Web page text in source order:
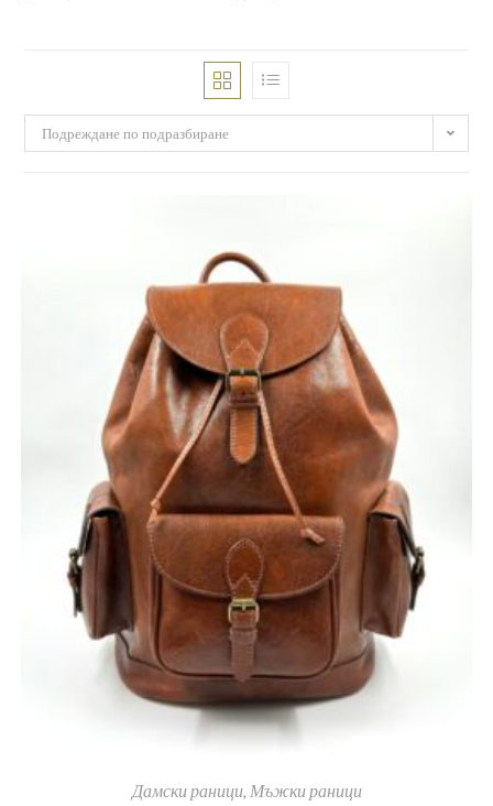
Подреждане по подразбиране
Дамски раници, Мъжки раници